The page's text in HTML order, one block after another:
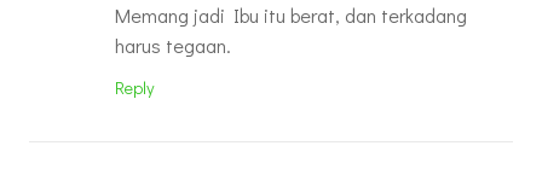
Memang jadi Ibu itu berat, dan terkadang
harus tegaan.
Reply